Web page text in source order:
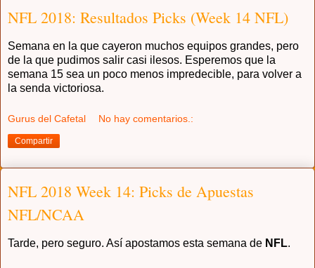
NFL 2018: Resultados Picks (Week 14 NFL)
Semana en la que cayeron muchos equipos grandes, pero
de la que pudimos salir casi ilesos. Esperemos que la
semana 15 sea un poco menos impredecible, para volver a
la senda victoriosa.
Gurus del Cafetal No hay comentarios.:
Compartir
NFL 2018 Week 14: Picks de Apuestas
NFL/NCAA
Tarde, pero seguro. Así apostamos esta semana de NFL.